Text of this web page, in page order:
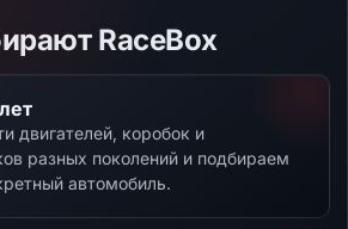
RaceBox
двигателей, коробок и
разных поколений и подбираем
автомобиль.